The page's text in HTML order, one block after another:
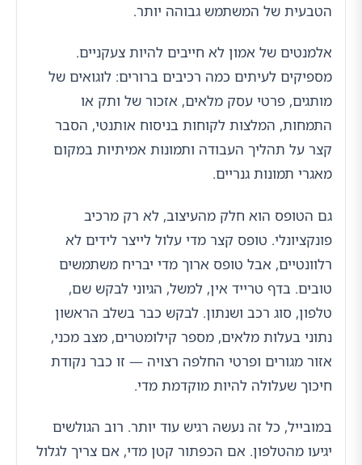
הטבעית של המשתמש גבוהה יותר.
אלמנטים של אמון לא חייבים להיות צעקניים.
מספיקים לעיתים כמה רכיבים ברורים: לוגואים של
מותגים, פרטי עסק מלאים, אזכור של ותק או
התמחות, המלצות לקוחות בניסוח אותנטי, הסבר
קצר על תהליך העבודה ותמונות אמיתיות במקום
מאגרי תמונות גנריים.
גם הטופס הוא חלק מהעיצוב, לא רק מרכיב
פונקציונלי. טופס קצר מדי עלול לייצר לידים לא
רלוונטיים, אבל טופס ארוך מדי יבריח משתמשים
טובים. בדף טרייד אין, למשל, הגיוני לבקש שם,
טלפון, סוג רכב ושנתון. לבקש כבר בשלב הראשון
נתוני בעלות מלאים, מספר קילומטרים, מצב מכני,
אזור מגורים ופרטי החלפה רצויה — זו כבר נקודת
חיכוך שעלולה להיות מוקדמת מדי.
במובייל, כל זה נעשה רגיש עוד יותר. רוב הגולשים
יגיעו מהטלפון. אם הכפתור קטן מדי, אם צריך לגלול